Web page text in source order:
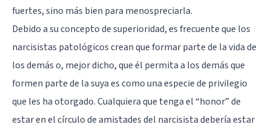
fuertes, sino más bien para menospreciarla.
Debido a su concepto de superioridad, es frecuente que los
narcisistas patológicos crean que formar parte de la vida de
los demás o, mejor dicho, que él permita a los demás que
formen parte de la suya es como una especie de privilegio
que les ha otorgado. Cualquiera que tenga el “honor” de
estar en el círculo de amistades del narcisista debería estar